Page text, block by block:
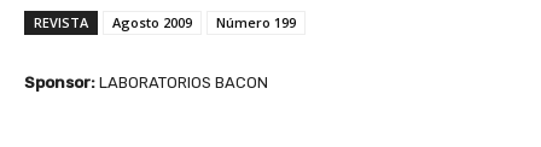
REVISTA Agosto 2009 Número 199
Sponsor: LABORATORIOS BACON